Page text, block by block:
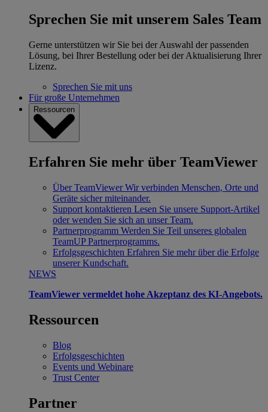
Sprechen Sie mit unserem Sales Team
Gerne unterstützen wir Sie bei der Auswahl der passenden
Lösung, bei Ihrer Bestellung oder bei der Aktualisierung Ihrer
Lizenz.
Sprechen Sie mit uns
Für große Unternehmen
Ressourcen
Erfahren Sie mehr über TeamViewer
Über TeamViewer Wir verbinden Menschen, Orte und
Geräte sicher miteinander.
Support kontaktieren Lesen Sie unsere Support-Artikel
oder wenden Sie sich an unser Team.
Partnerprogramm Werden Sie Teil unseres globalen
TeamUP Partnerprogramms.
Erfolgsgeschichten Erfahren Sie mehr über die Erfolge
unserer Kundschaft.
NEWS
TeamViewer vermeldet hohe Akzeptanz des KI-Angebots.
Ressourcen
Blog
Erfolgsgeschichten
Events und Webinare
Trust Center
Partner